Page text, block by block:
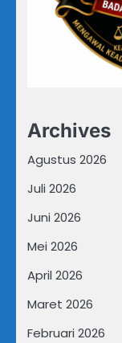
Archives
Agustus 2026
Juli 2026
Juni 2026
Mei 2026
April 2026
Maret 2026
Februari 2026